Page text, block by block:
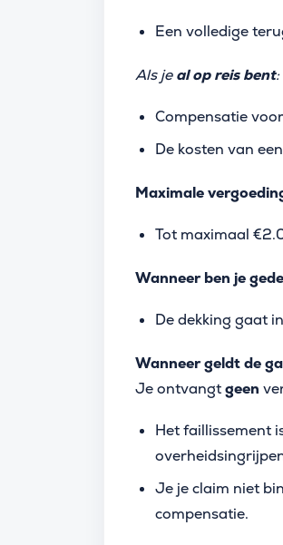
Een volledige
Als jeal op reis bent:
Compensatie
De kosten van
Maximale
Tot maximaal
Wanneer ben je
De dekking gaat
Wanneer geldt de
Je ontvangtgeen
Het faillissement
Je je claim niet
compensatie.